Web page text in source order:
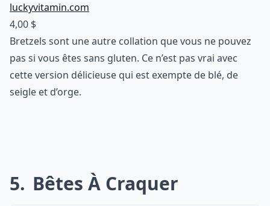
luckyvitamin.com
4,00 $
Bretzels sont une autre collation que vous ne pouvez
pas si vous êtes sans gluten. Ce n’est pas vrai avec
cette version délicieuse qui est exempte de blé, de
seigle et d’orge.
5 Bêtes À Craquer